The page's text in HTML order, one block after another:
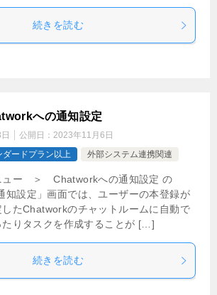
続きを読む
への通知設定
公開日： 2023年11月6日
ダードプラン以上 外部システム連携関連
ュー ＞ Chatworkへの通知設定 の
知設定」画面では、ユーザーの本登録が
たChatworkのチャットルームに自動で
たりタスクを作成することが […]
続きを読む